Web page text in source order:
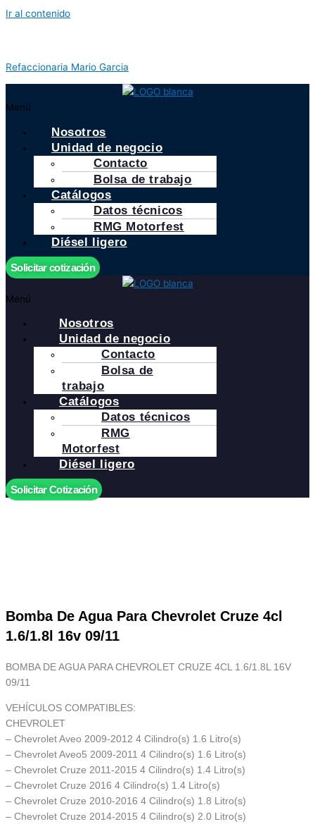
Ir al contenido
Refaccionaria Mario Garcia
Menú
Nosotros
Unidad de negocio
Contacto
Bolsa de trabajo
Catálogos
Datos técnicos
RMG Motorfest
Diésel ligero
Solicitar cotización
Menú
Nosotros
Unidad de negocio
Contacto
Bolsa de
trabajo
Catálogos
Datos técnicos
RMG
Motorfest
Diésel ligero
Solicitar Cotización
Bomba De Agua Para Chevrolet Cruze 4cl
1.6/1.8l 16v 09/11
BOMBA DE AGUA PARA CHEVROLET CRUZE 4CL 1.6/1.8L 16V
09/11
VEHÍCULOS COMPATIBLES:
CHEVROLET
– Chevrolet Aveo 2009-2012 4 Cilindro(s) 1.6 Litro(s)
– Chevrolet Aveo5 2009-2011 4 Cilindro(s) 1.6 Litro(s)
– Chevrolet Cruze 2011-2015 4 Cilindro(s) 1.4 Litro(s)
– Chevrolet Cruze 2016 4 Cilindro(s) 1.4 Litro(s)
– Chevrolet Cruze 2010-2016 4 Cilindro(s) 1.8 Litro(s)
– Chevrolet Cruze 2014-2015 4 Cilindro(s) 2.0 Litro(s)